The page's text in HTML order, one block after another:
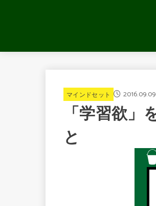
マインドセット 2016.09.09
「学習欲
と